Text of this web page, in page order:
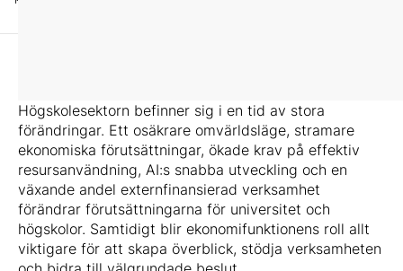
Högskolesektorn befinner sig i en tid av stora
förändringar. Ett osäkrare omvärldsläge, stramare
ekonomiska förutsättningar, ökade krav på effektiv
resursanvändning, AI:s snabba utveckling och en
växande andel externfinansierad verksamhet
förändrar förutsättningarna för universitet och
högskolor. Samtidigt blir ekonomifunktionens roll allt
viktigare för att skapa överblick, stödja verksamheten